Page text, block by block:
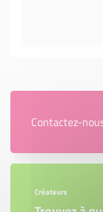
Contactez-
Créateurs